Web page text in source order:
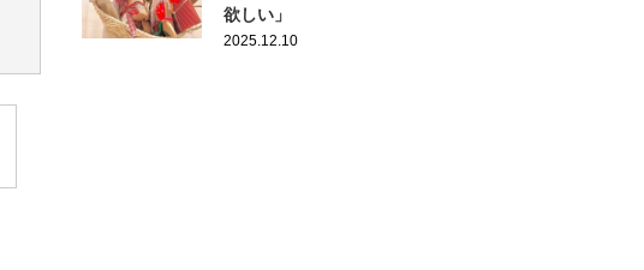
欲しい」
2025.12.10